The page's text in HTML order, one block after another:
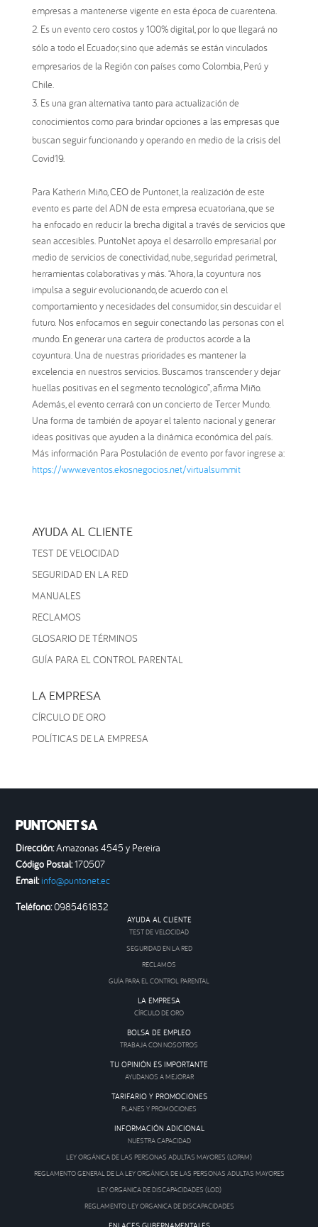
empresas a mantenerse vigente en esta época de cuarentena.
Es un evento cero costos y 100% digital, por lo que llegará no
sólo a todo el Ecuador, sino que además se están vinculados
empresarios de la Región con países como Colombia, Perú y
Chile.
Es una gran alternativa tanto para actualización de
conocimientos como para brindar opciones a las empresas que
buscan seguir funcionando y operando en medio de la crisis del
Covid19.
Para Katherin Miño, CEO de Puntonet, la realización de este
evento es parte del ADN de esta empresa ecuatoriana, que se
ha enfocado en reducir la brecha digital a través de servicios que
sean accesibles. PuntoNet apoya el desarrollo empresarial por
medio de servicios de conectividad, nube, seguridad perimetral,
herramientas colaborativas y más. “Ahora, la coyuntura nos
impulsa a seguir evolucionando, de acuerdo con el
comportamiento y necesidades del consumidor, sin descuidar el
futuro. Nos enfocamos en seguir conectando las personas con el
mundo. En generar una cartera de productos acorde a la
coyuntura. Una de nuestras prioridades es mantener la
excelencia en nuestros servicios. Buscamos transcender y dejar
huellas positivas en el segmento tecnológico”, afirma Miño.
Además, el evento cerrará con un concierto de Tercer Mundo.
Una forma de también de apoyar el talento nacional y generar
ideas positivas que ayuden a la dinámica económica del país.
Más información Para Postulación de evento por favor ingrese a:
https://www.eventos.ekosnegocios.net/virtualsummit
AYUDA AL CLIENTE
TEST DE VELOCIDAD
SEGURIDAD EN LA RED
MANUALES
RECLAMOS
GLOSARIO DE TÉRMINOS
GUÍA PARA EL CONTROL PARENTAL
LA EMPRESA
CÍRCULO DE ORO
POLÍTICAS DE LA EMPRESA
PUNTONET SA
Dirección:Amazonas 4545 y Pereira
Código Postal:170507
Email:info@puntonet.ec
Teléfono:0985461832
AYUDA AL CLIENTE
TEST DE VELOCIDAD
SEGURIDAD EN LA RED
RECLAMOS
GUÍA PARA EL CONTROL PARENTAL
LA EMPRESA
CÍRCULO DE ORO
BOLSA DE EMPLEO
TRABAJA CON NOSOTROS
TU OPINIÓN ES IMPORTANTE
AYUDANOS A MEJORAR
TARIFARIO Y PROMOCIONES
PLANES Y PROMOCIONES
INFORMACIÓN ADICIONAL
NUESTRA CAPACIDAD
LEY ORGÁNICA DE LAS PERSONAS ADULTAS MAYORES (LOPAM)
REGLAMENTO GENERAL DE LA LEY ORGÁNICA DE LAS PERSONAS ADULTAS MAYORES
LEY ORGANICA DE DISCAPACIDADES (LOD)
REGLAMENTO LEY ORGANICA DE DISCAPACIDADES